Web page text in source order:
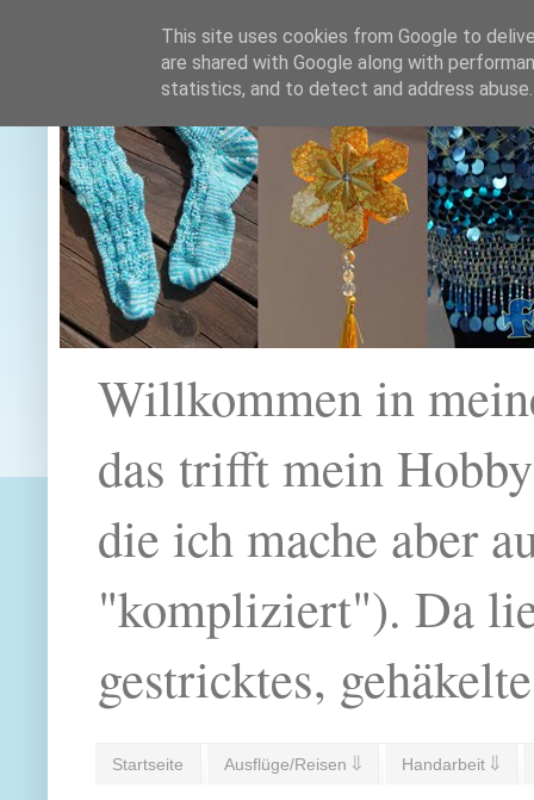
Willkommen in
das trifft mein
die ich mache aber
"kompliziert"). Da
gestricktes,
Startseite Ausflüge/Reisen ⇓ Handarbeit ⇓
This site uses cookies from Google to
are shared with Google along with
statistics, and to detect and address abuse.